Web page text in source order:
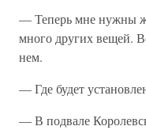
— Теперь мне нужны
много других вещей.
нем.
— Где будет
— В подвале